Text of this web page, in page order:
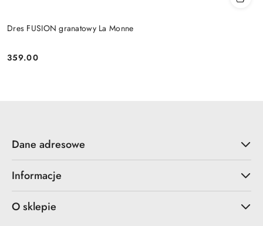
Dres FUSION granatowy La Monne
Cena:
359.00
Dane adresowe
Informacje
O sklepie